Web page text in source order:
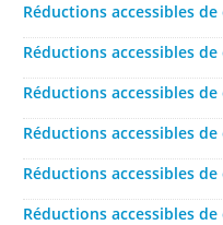
Réductions accessibles
Réductions accessibles
Réductions accessibles
Réductions accessibles
Réductions accessibles
Réductions accessibles